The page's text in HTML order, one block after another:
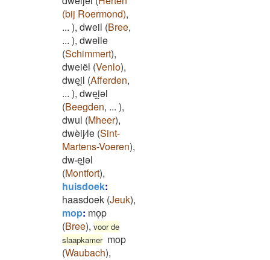
(bij Roermond),
... ), dweil (Bree,
... ), dweile
(Schimmert),
dweiël (Venlo),
dweͅi̯l (Afferden,
... ), dweͅi̯əl
(Beegden, ... ),
dwul (Mheer),
dwèij⁄le (Sint-
Martens-Voeren),
dw‧eͅi̯əl
(Montfort),
huisdoek:
haasdoek (Jeuk),
mop: moͅp
(Bree), voor de
slaapkamer mop
(Waubach),